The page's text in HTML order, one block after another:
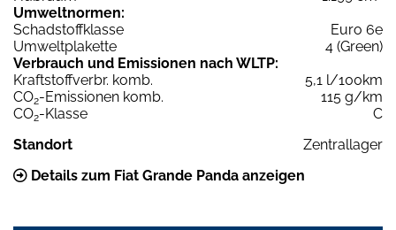
Umweltnormen:
Schadstoffklasse
Euro 6e
Umweltplakette
4 (Green)
Verbrauch und Emissionen nach WLTP:
Kraftstoffverbr. komb.
5,1 l/100km
CO2-Emissionen komb.
115 g/km
CO2-Klasse
C
Standort
Zentrallager
Details zum Fiat Grande Panda anzeigen